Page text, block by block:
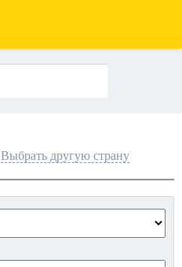
Выбрать другую страну